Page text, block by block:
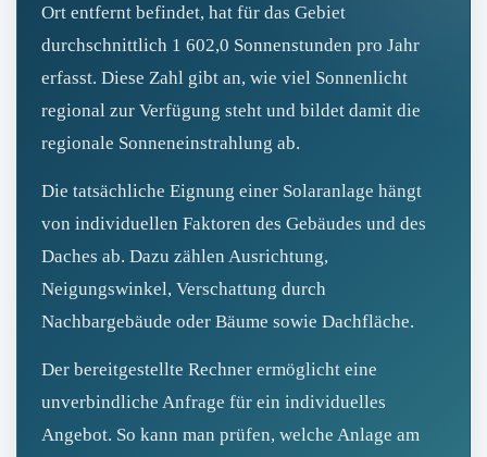
Ort entfernt befindet, hat für das Gebiet
durchschnittlich 1 602,0 Sonnenstunden pro Jahr
erfasst. Diese Zahl gibt an, wie viel Sonnenlicht
regional zur Verfügung steht und bildet damit die
regionale Sonneneinstrahlung ab.
Die tatsächliche Eignung einer Solaranlage hängt
von individuellen Faktoren des Gebäudes und des
Daches ab. Dazu zählen Ausrichtung,
Neigungswinkel, Verschattung durch
Nachbargebäude oder Bäume sowie Dachfläche.
Der bereitgestellte Rechner ermöglicht eine
unverbindliche Anfrage für ein individuelles
Angebot. So kann man prüfen, welche Anlage am